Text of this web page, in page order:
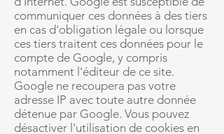
communiquer ces données à des tiers
en cas d'obligation légale ou lorsque
ces tiers traitent ces données pour le
compte de Google, y compris
notamment l'éditeur de ce site.
Google ne recoupera pas votre
adresse IP avec toute autre donnée
détenue par Google. Vous pouvez
désactiver l'utilisation de cookies en